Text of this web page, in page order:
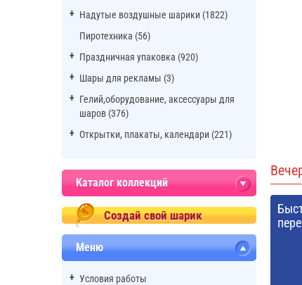
Надутые воздушные шарики (1822)
Пиротехника (56)
Праздничная упаковка (920)
Шары для рекламы (3)
Гелий,оборудование, аксессуары для
шаров (376)
Открытки, плакаты, календари (221)
Каталог коллекций
Создай свой шарик
Меню
Условия работы